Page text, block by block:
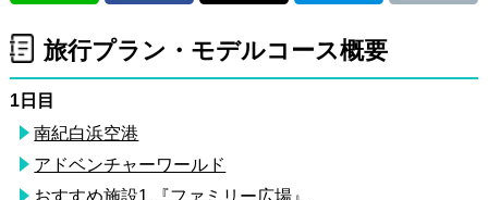
旅行プラン・モデルコース概要
1日目
南紀白浜空港
アドベンチャーワールド
おすすめ施設1.『ファミリー広場』